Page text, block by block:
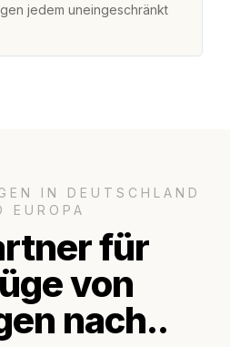
jedem uneingeschränkt
IN DEUTSCHLAND
EUROPA
für
von
nach..